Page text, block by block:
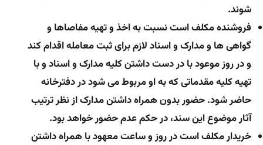
شوند.
فروشنده مکلف است نسبت به اخذ و تهیه مفاصاها و
گواهی ها و مدارک و اسناد لازم برای ثبت معامله اقدام کند
و در روز موعود با در دست داشتن کلیه مدارک و اسناد و با
تهیه کلیه مقدماتی که به او مربوط می شود در دفترخانه
حاضر شود. حضور بدون همراه داشتن مدارک از نظر ترتیب
آثار موضوع این سند، در حکم عدم حضور خواهد بود.
خریدار مکلف است در روز و ساعت معهود با همراه داشتن